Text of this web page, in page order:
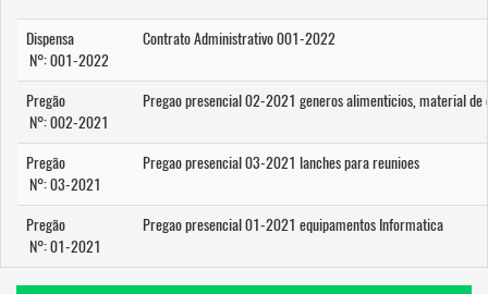
Dispensa
N°: 001-2022
Contrato Administrativo 001-2022
Pregão
N°: 002-2021
Pregao presencial 02-2021 generos alimenticios, material de
Pregão
N°: 03-2021
Pregao presencial 03-2021 lanches para reunioes
Pregão
N°: 01-2021
Pregao presencial 01-2021 equipamentos Informatica